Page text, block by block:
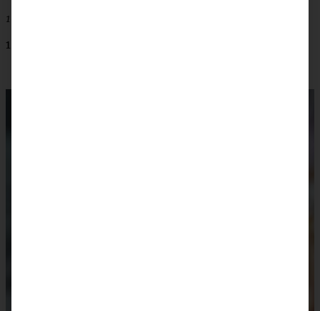
100 – 150 g Erdbeermarmelade
1 Schokoladenguss weiß